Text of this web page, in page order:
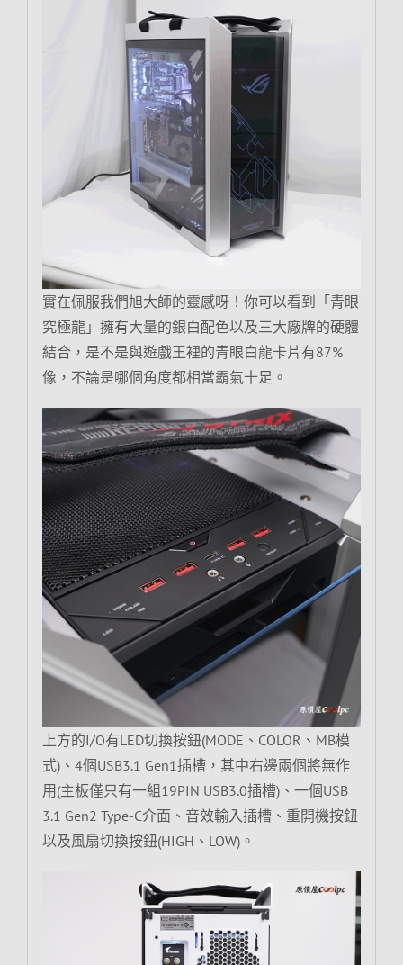
實在佩服我們旭大師的靈感呀！你可以看到「青眼
究極龍」擁有大量的銀白配色以及三大廠牌的硬體
結合，是不是與遊戲王裡的青眼白龍卡片有87%
像，不論是哪個角度都相當霸氣十足。
上方的I/O有LED切換按鈕(MODE、COLOR、MB模
式)、4個USB3.1 Gen1插槽，其中右邊兩個將無作
用(主板僅只有一組19PIN USB3.0插槽)、一個USB
3.1 Gen2 Type-C介面、音效輸入插槽、重開機按鈕
以及風扇切換按鈕(HIGH、LOW)。